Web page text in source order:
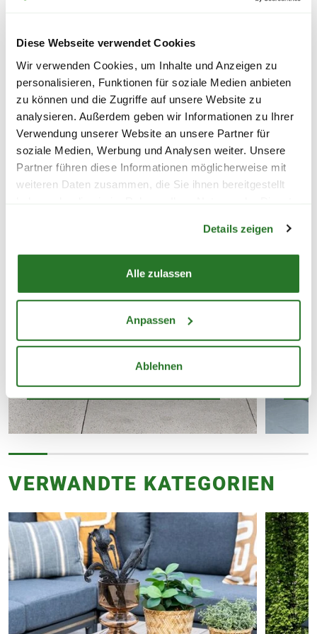
Diese Webseite verwendet Cookies
Wir verwenden Cookies, um Inhalte und Anzeigen zu
personalisieren, Funktionen für soziale Medien anbieten
zu können und die Zugriffe auf unsere Website zu
analysieren. Außerdem geben wir Informationen zu Ihrer
Verwendung unserer Website an unsere Partner für
soziale Medien, Werbung und Analysen weiter. Unsere
Partner führen diese Informationen möglicherweise mit
weiteren Daten zusammen, die Sie ihnen bereitgestellt
Details zeigen
Alle zulassen
Anpassen
Ablehnen
wir Dich zu unseren Lieferoptionen.
UNSERE MARKEN
FÜR DICH AUSGEWÄHLT
Garden Impressions
VERWANDTE KATEGORIEN